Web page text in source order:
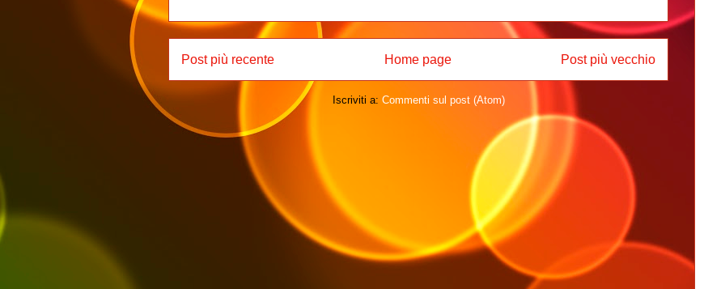
Post più recente Post più vecchio
Home page
Iscriviti a: Commenti sul post (Atom)